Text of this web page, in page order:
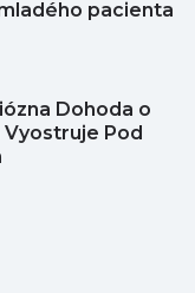
pacienta
Dohoda o
Vyostruje Pod